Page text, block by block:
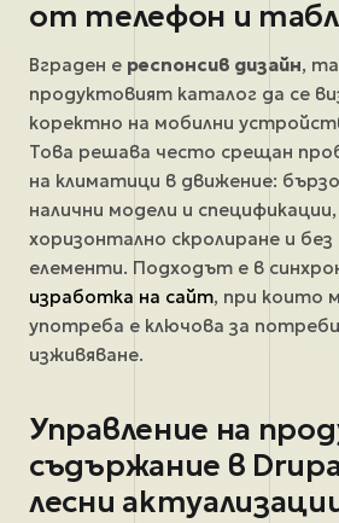
от телефон и
Вграден е респонсив дизайн,
продуктовият каталог да се
коректно на мобилни
Това решава често срещан
на климатици в движение:
налични модели и
хоризонтално скролиране и
елементи. Подходът е в
изработка на сайт, при които
употреба е ключова за
изживяване.
Управление на
съдържание в
лесни